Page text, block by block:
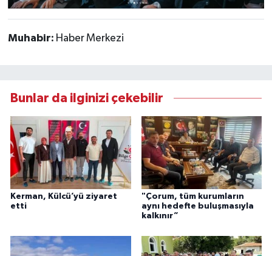
Muhabir: Haber Merkezi
Bunlar da ilginizi çekebilir
Kerman, Külcü’yü ziyaret
etti
"Çorum, tüm kurumların
aynı hedefte buluşmasıyla
kalkınır”